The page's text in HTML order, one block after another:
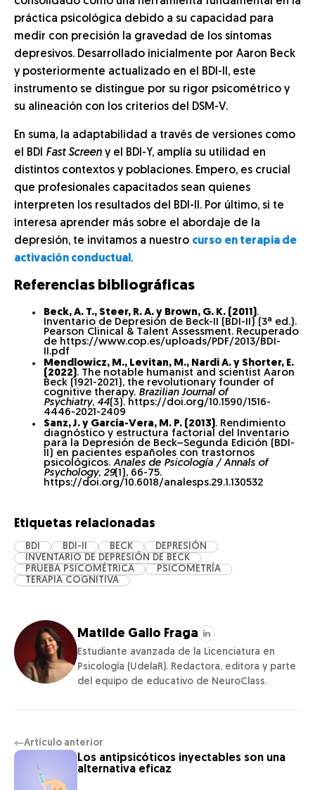
práctica psicológica debido a su capacidad para
medir con precisión la gravedad de los síntomas
depresivos. Desarrollado inicialmente por Aaron Beck
y posteriormente actualizado en el BDI-II, este
instrumento se distingue por su rigor psicométrico y
su alineación con los criterios del DSM-V.
En suma, la adaptabilidad a través de versiones como
el BDI Fast Screen y el BDI-Y, amplía su utilidad en
distintos contextos y poblaciones. Empero, es crucial
que profesionales capacitados sean quienes
interpreten los resultados del BDI-II. Por último, si te
interesa aprender más sobre el abordaje de la
depresión, te invitamos a nuestro curso en terapia de
activación conductual .
Referencias bibliográficas
Beck, A. T., Steer, R. A. y Brown, G. K. (2011).
Inventario de Depresión de Beck-II (BDI-II) (3ª ed.).
Pearson Clinical & Talent Assessment. Recuperado
de https://www.cop.es/uploads/PDF/2013/BDI-
II.pdf
Mendlowicz, M., Levitan, M., Nardi A. y Shorter, E.
(2022). The notable humanist and scientist Aaron
Beck (1921-2021), the revolutionary founder of
cognitive therapy. Brazilian Journal of
Psychiatry, 44(3). https://doi.org/10.1590/1516-
4446-2021-2409
Sanz, J. y García-Vera, M. P. (2013). Rendimiento
diagnóstico y estructura factorial del Inventario
para la Depresión de Beck–Segunda Edición (BDI-
II) en pacientes españoles con trastornos
psicológicos. Anales de Psicología / Annals of
Psychology, 29(1), 66-75.
https://doi.org/10.6018/analesps.29.1.130532
Etiquetas relacionadas
BDI BDI-II BECK
DEPRESIÓN
INVENTARIO DE DEPRESIÓN DE BECK
PRUEBA PSICOMÉTRICA
PSICOMETRÍA
TERAPIA COGNITIVA
Matilde Gallo Fraga
Estudiante avanzada de la Licenciatura en
Psicología (UdelaR). Redactora, editora y parte
del equipo de educativo de NeuroClass.
←Artículo anterior
Los antipsicóticos inyectables son una
alternativa eficaz